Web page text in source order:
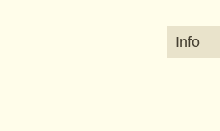
Info